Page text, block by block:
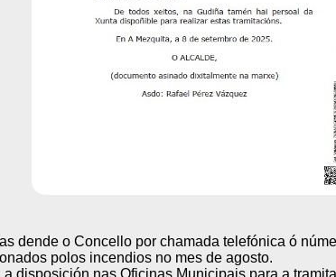
dende o Concello por chamada telefónica ó
polos incendios no mes de agosto.
disposición nas Oficinas Municipais para a